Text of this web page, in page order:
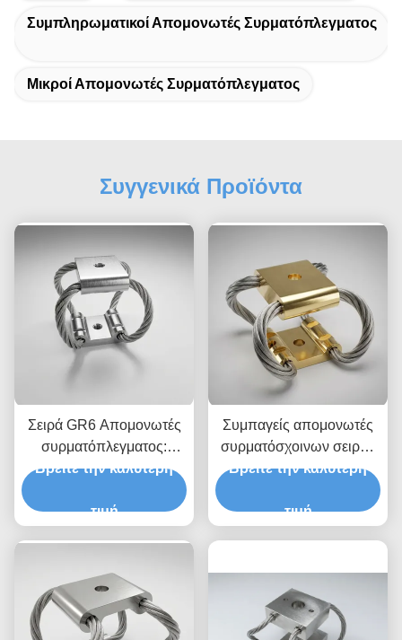
Συμπληρωματικοί Απομονωτές Συρματόπλεγματος
Μικροί Απομονωτές Συρματόπλεγματος
Συγγενικά Προϊόντα
Σειρά GR6 Απομονωτές
συρματόπλεγματος:
Τελική Πολυάξια
Απομόνωση από Κρούση
& Δονήσεις
Βρείτε την καλύτερη
τιμή
Συμπαγείς απομονωτές
συρματόσχοινων σειράς
GR5 (διάμετρος
Βρείτε την καλύτερη
τιμή